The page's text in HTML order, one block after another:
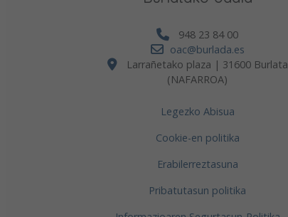
948 23 84 00
oac@burlada.es
Larrañetako plaza | 31600 Burlata
(NAFARROA)
Legezko Abisua
Cookie-en politika
Erabilerreztasuna
Pribatutasun politika